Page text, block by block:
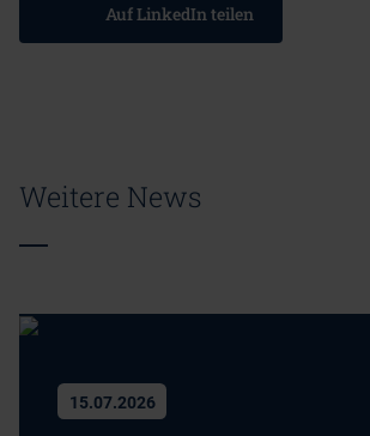
Auf LinkedIn teilen
Weitere News
15.07.2026